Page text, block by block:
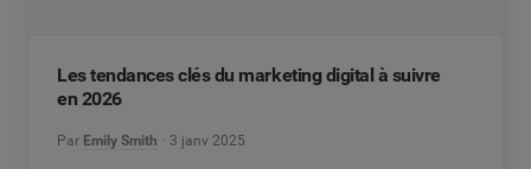
Les tendances clés du marketing digital à suivre
en 2026
Par Emily Smith 3 janv 2025